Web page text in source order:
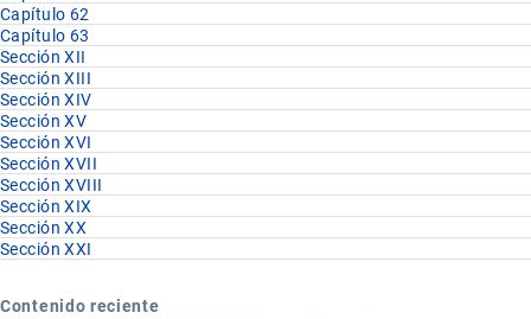
Capítulo 62
Capítulo 63
Sección XII
Sección XIII
Sección XIV
Sección XV
Sección XVI
Sección XVII
Sección XVIII
Sección XIX
Sección XX
Sección XXI
Contenido reciente